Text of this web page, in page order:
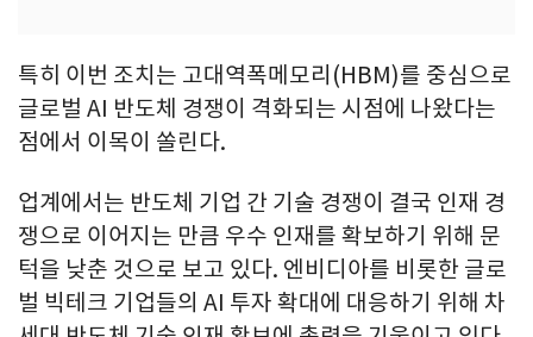
특히 이번 조치는 고대역폭메모리(HBM)를 중심으로
글로벌 AI 반도체 경쟁이 격화되는 시점에 나왔다는
점에서 이목이 쏠린다.
업계에서는 반도체 기업 간 기술 경쟁이 결국 인재 경
쟁으로 이어지는 만큼 우수 인재를 확보하기 위해 문
턱을 낮춘 것으로 보고 있다. 엔비디아를 비롯한 글로
벌 빅테크 기업들의 AI 투자 확대에 대응하기 위해 차